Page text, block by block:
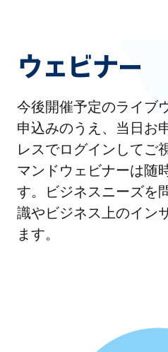
ウェビナー
今後開催予定のライブ
申込みのうえ、当日お
レスでログインしてご
マンドウェビナーは随
す。ビジネスニーズを
識やビジネス上のイン
ます。